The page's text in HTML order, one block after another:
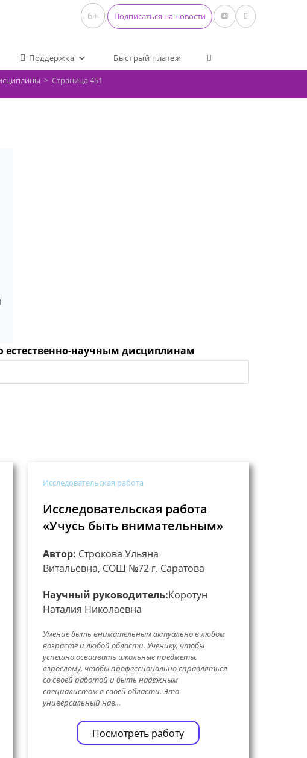
6+ Подписаться на новости
Поддержка Быстрый платеж Переключить поиск по
> Страница 451
естественно-научным дисциплинам
Исследовательская работа
Исследовательская работа
«Учусь быть внимательным»
Автор: Строкова Ульяна
Витальевна, СОШ №72 г. Саратова
Научный руководитель:Коротун
Наталия Николаевна
Умение быть внимательным актуально в любом
возрасте и любой области. Ученику, чтобы
успешно осваивать школьные предметы,
взрослому, чтобы профессионально справляться
со своей работой и быть надежным
специалистом в своей области. Это
универсальный нав...
Посмотреть работу